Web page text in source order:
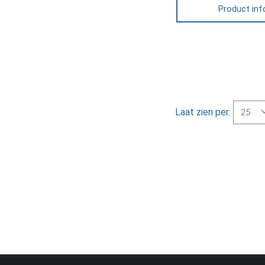
Product
Laat zien per: